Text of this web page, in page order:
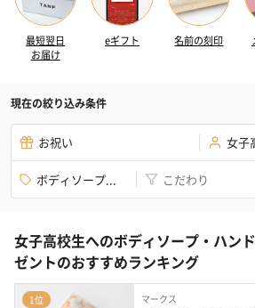
最短翌日
お届け
eギフト 名前の刻印
現在の絞り込み条件
お祝い 女子
ボディソープ... こだわり
女子高校生へのボディソープ・ハン
ゼントのおすすめランキング
1位 マークス